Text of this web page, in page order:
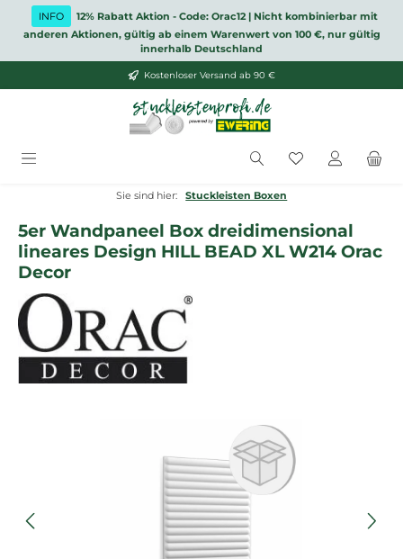
Zum Hauptinhalt springen
INFO
12% Rabatt Aktion - Code: Orac12 | Nicht kombinierbar mit
anderen Aktionen, gültig ab einem Warenwert von 100 €, nur gültig
innerhalb Deutschland
Kostenloser Versand ab 90 €
Du hast 0
Sie sind hier: Stuckleisten Boxen
5er Wandpaneel Box dreidimensional
lineares Design HILL BEAD XL W214 Orac
Decor